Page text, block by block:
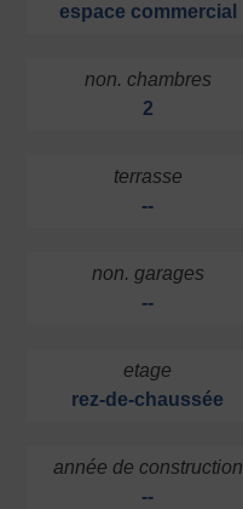
espace commercial
non. chambres
2
terrasse
--
non. garages
--
etage
rez-de-chaussée
année de construction
--